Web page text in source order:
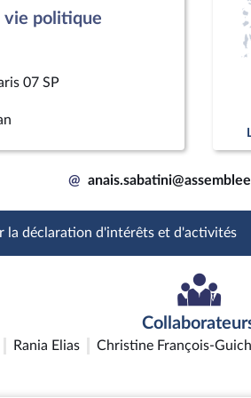
vie politique
07 SP
@
la déclaration d'intérêts et d'activités
Rania Elias Christine François-